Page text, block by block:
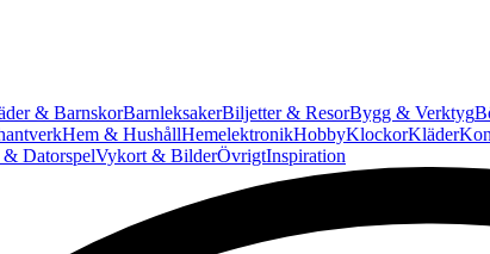
& BarnskorBarnleksakerBiljetter & ResorBygg & Verktyg
Hem & HushållHemelektronikHobbyKlockorKläder
DatorspelVykort & BilderÖvrigtInspiration